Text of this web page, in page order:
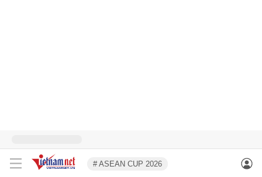
# ASEAN CUP 2026